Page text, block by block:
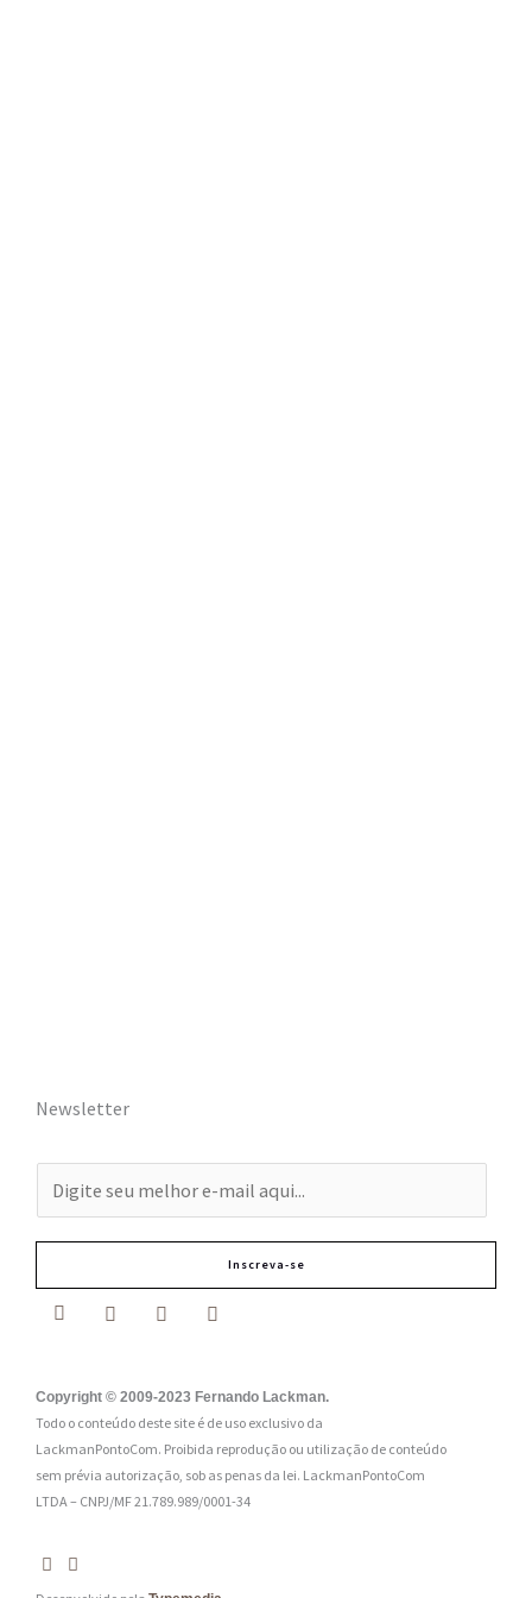
Newsletter
-
a
:
*
Inscreva-se
Copyright © 2009-2023 Fernando Lackman.
Todo o conteúdo deste site é de uso exclusivo da
LackmanPontoCom. Proibida reprodução ou utilização de conteúdo
sem prévia autorização, sob as penas da lei. LackmanPontoCom
LTDA – CNPJ/MF 21.789.989/0001-34